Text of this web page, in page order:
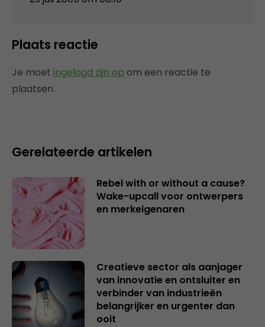
Plaats reactie
Je moet ingelogd zijn op om een reactie te
plaatsen.
Gerelateerde artikelen
Rebel with or without a cause?
Wake-upcall voor ontwerpers
en merkeigenaren
Creatieve sector als aanjager
van innovatie en ontsluiter en
verbinder van industrieën
belangrijker en urgenter dan
ooit